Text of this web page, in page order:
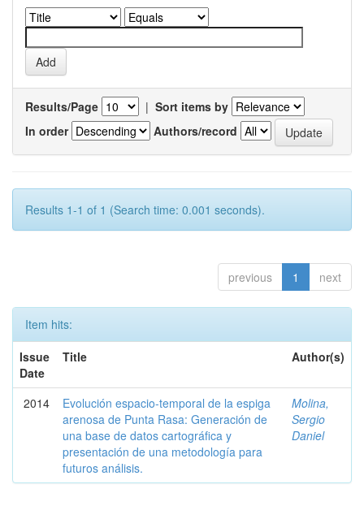
Results/Page | Sort items by
In order
Authors/record
Results 1-1 of 1 (Search time: 0.001 seconds).
previous 1 next
Item hits:
Issue
Date
Title Author(s)
2014
Evolución espacio-temporal de la espiga
arenosa de Punta Rasa: Generación de
una base de datos cartográfica y
presentación de una metodología para
futuros análisis.
Molina,
Sergio
Daniel